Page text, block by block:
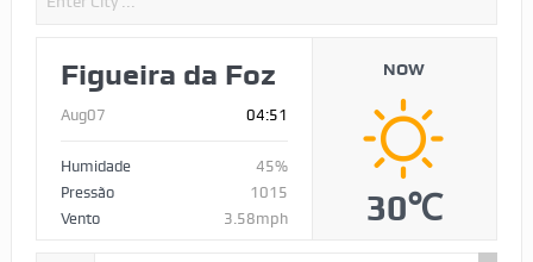
Figueira da Foz
Aug07 04:51
Humidade
45%
Pressão
1015
Vento
3.58mph
NOW
30℃